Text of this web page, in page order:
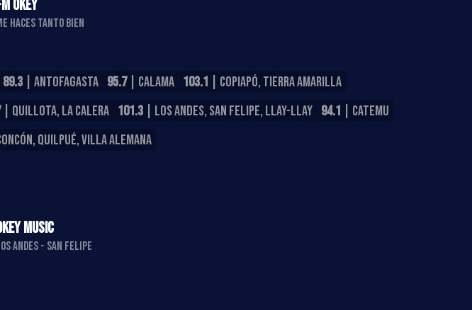
OKEY
HACES TANTO BIEN
89.3 | ANTOFAGASTA 95.7| CALAMA 103.1 | COPIAPÓ, TIERRA AMARILLA
| QUILLOTA, LA CALERA 101.3| LOS ANDES, SAN FELIPE, LLAY-LLAY 94.1 | CATEMU
QUILPUÉ, VILLA ALEMANA
MUSIC
ANDES - SAN FELIPE